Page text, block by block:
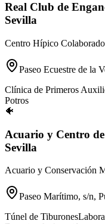
Real Club de
Sevilla
Centro Hípico
Paseo Ecuestre de la
Clínica de Primeros
Potros
🐠
Acuario y Centro
Sevilla
Acuario y Conservación
Paseo Marítimo, s/n,
Túnel de Tiburones